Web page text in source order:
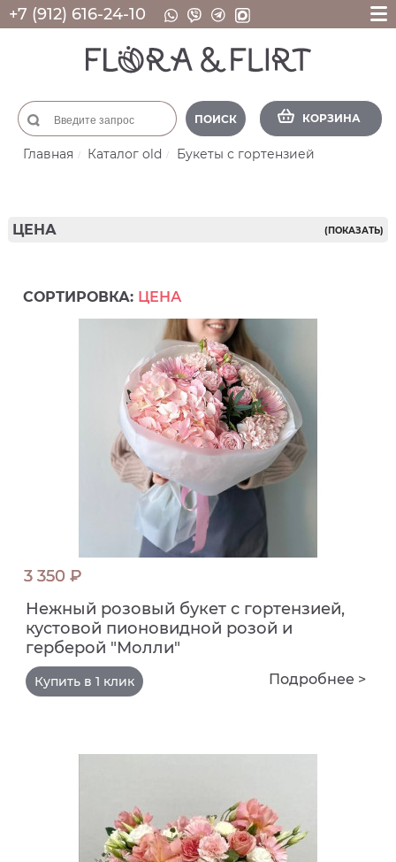
+7 (912) 616-24-10
ПОИСК КОРЗИНА
Главная Каталог old Букеты с гортензией
ЦЕНА (ПОКАЗАТЬ)
СОРТИРОВКА: ЦЕНА
3 350 ₽
Нежный розовый букет с гортензией,
кустовой пионовидной розой и
герберой "Молли"
Купить в 1 клик Подробнее >